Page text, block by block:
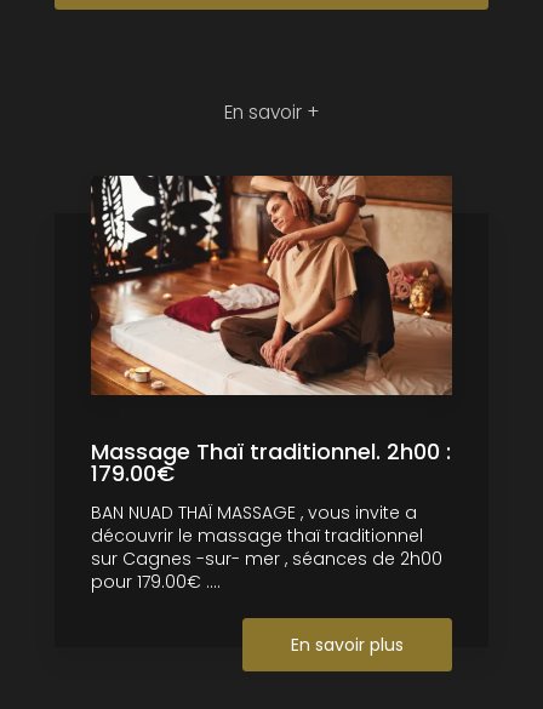
En savoir +
Massage Thaï traditionnel. 2h00 :
179.00€
BAN NUAD THAÏ MASSAGE , vous invite a
découvrir le massage thaï traditionnel
sur Cagnes -sur- mer , séances de 2h00
pour 179.00€ ....
En savoir plus